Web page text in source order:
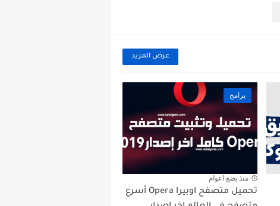
عرض المزيد
برامج
منذ بضع اعوام
تحميل متصفح اوبيرا Opera أسرع